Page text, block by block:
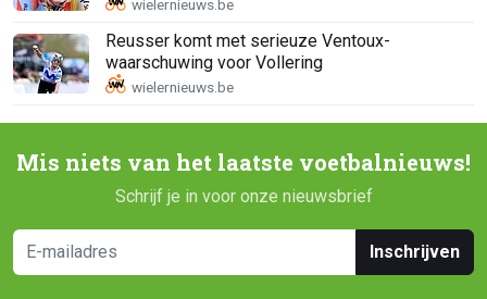
Reusser komt met serieuze Ventoux-
waarschuwing voor Vollering
Mis niets van het laatste voetbalnieuws!
Schrijf je in voor onze nieuwsbrief
Inschrijven